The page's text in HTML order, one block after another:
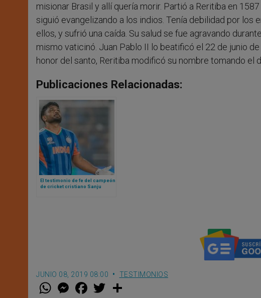
misionar Brasil y allí quería morir. Partió a Reritiba en
siguió evangelizando a los indios. Tenía debilidad por los
ellos, y sufrió una caída. Su salud se fue agravando
mismo vaticinó. Juan Pablo II lo beatificó el 22 de junio
honor del santo, Reritiba modificó su nombre tomando el
Publicaciones Relacionadas:
El testimonio de fe del campeón
de cricket cristiano Sanju
JUNIO 08, 2019 08:00 TESTIMONIOS
W M
e
F
a w